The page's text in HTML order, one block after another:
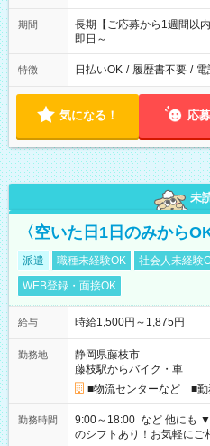
期間
長期【ご応募から1週間以
即日～
特徴 日払いOK / 履歴書不要 / 電
気になる！ 応
未
〈空いた日1日のみから
派遣 職種未経験OK 社会人未経験
WEB登録・面接OK
給与 時給1,500円～1,875円
勤務地
静岡県藤枝市
藤枝駅からバイク・車
■物流センターなど ■勤
勤務時間
9:00～18:00 など 他にも ▼10:00～19:00 ▼18:00～21:00 など
のシフトあり！お気軽にご